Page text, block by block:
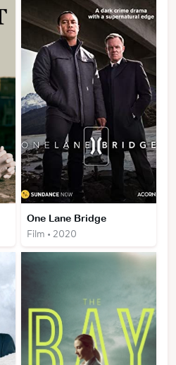
One Lane Bridge
Film • 2020